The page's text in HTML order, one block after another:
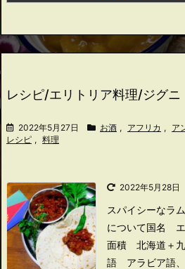
レシピ/エリトリア料理/ジグニ
2022年5月27日 お酒 , アフリカ , ア
レシピ , 料理
2022年5月28日
スパイシーなラ
について国名 エ
面積 北海道＋
語 アラビア語、